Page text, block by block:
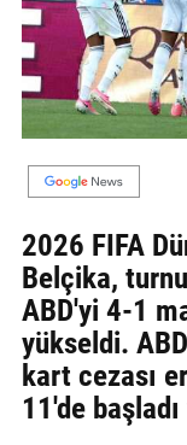
MAGAZİN
GALERİ
YAZARLAR
BİZE
ULAŞIN
Künye
İletişim
Gizlilik
2026 FIFA
Belçika,
ABD'yi 4-1
yükseldi.
kart cezası
11'de